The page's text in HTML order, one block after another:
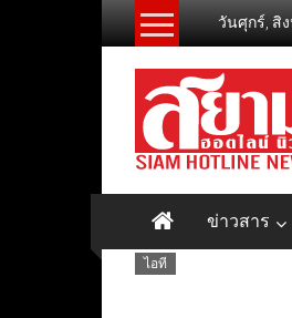
วันศุกร์, สิ
ข่าวสาร
ไอที